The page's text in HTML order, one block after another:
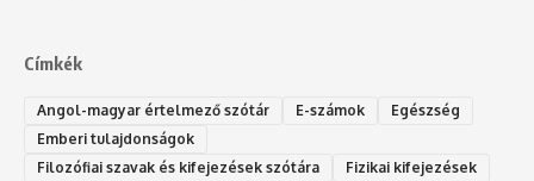
Címkék
Angol-magyar értelmező szótár E-számok
Egészség
Emberi tulajdonságok
Filozófiai szavak és kifejezések szótára
Fizikai kifejezések